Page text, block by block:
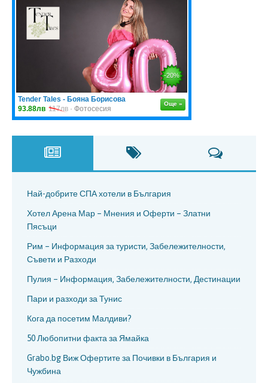
Най-добрите СПА хотели в България
Хотел Арена Мар – Мнения и Оферти – Златни
Пясъци
Рим – Информация за туристи, Забележителности,
Съвети и Разходи
Пулия – Информация, Забележителности, Дестинации
Пари и разходи за Тунис
Кога да посетим Малдиви?
50 Любопитни факта за Ямайка
Grabo.bg Виж Офертите за Почивки в България и
Чужбина